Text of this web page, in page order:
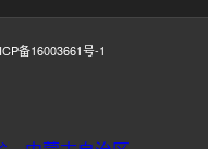
备16003661号-1